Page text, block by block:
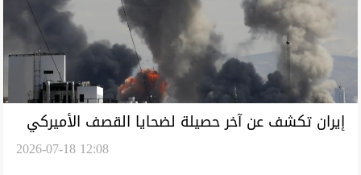
إيران تكشف عن آخر حصيلة لضحايا القصف الأميركي
2026-07-18 12:08